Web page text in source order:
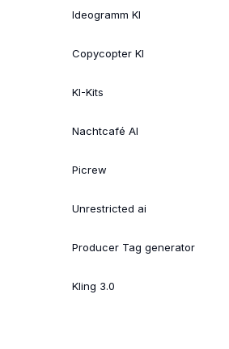
Ideogramm KI
Copycopter KI
KI-Kits
Nachtcafé AI
Picrew
Unrestricted ai
Producer Tag generator
Kling 3.0